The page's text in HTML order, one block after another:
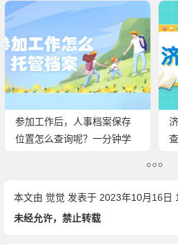
参加工作后，人事档案保存
位置怎么查询呢？一分钟学
本文由 觉觉 发表于 2023年10月16日
未经允许，禁止转载